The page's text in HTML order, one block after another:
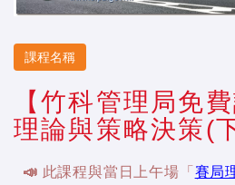
課程名稱
【竹科管理局免
理論與策略決策(
📣 此課程與當日上午場「 賽局